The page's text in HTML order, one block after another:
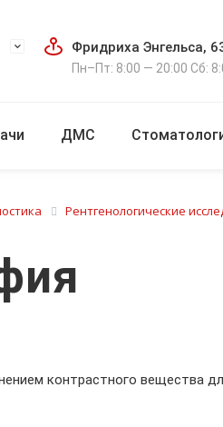
Фридриха Энгельса,
Пн–Пт: 8:00 — 20:00 Сб:
ДМС
Рентгенологические
контрастного вещества